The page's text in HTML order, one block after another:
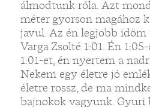
álmodtunk róla. Azt
méter gyorson magához
javul. Az én legjobb időm
Varga Zsolté 1:01. Én
1:01-et, én nyertem a
Nekem egy életre jó
életre rossz, de ma
bajnokok vagyunk. Gyuri